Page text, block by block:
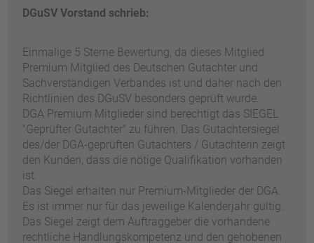
DGuSV Vorstand schrieb:
Einmalige 5 Sterne Bewertung, da dieses Mitglied
Premium Mitglied des Deutschen Gutachter und
Sachverständigen Verbandes ist und daher nach den
Richtlinien des DGuSV besonders geprüft wurde.
DGA Premium Mitglieder sind berechtigt das SIEGEL
"Geprüfter Gutachter" zu führen. Das Gutachtersiegel
des/der DGA-geprüften Gutachters / Gutachterin zeigt
den Kunden, dass die nötige Qualifikation vorhanden
ist.
Das Siegel erhalten nur Premium-Mitglieder der DGA.
Es ist immer nur für das jeweilige Kalenderjahr gültig.
Das Siegel zeigt dem Auftraggeber die vorhandene
rechtliche Handlungskompetenz und den gehobenen